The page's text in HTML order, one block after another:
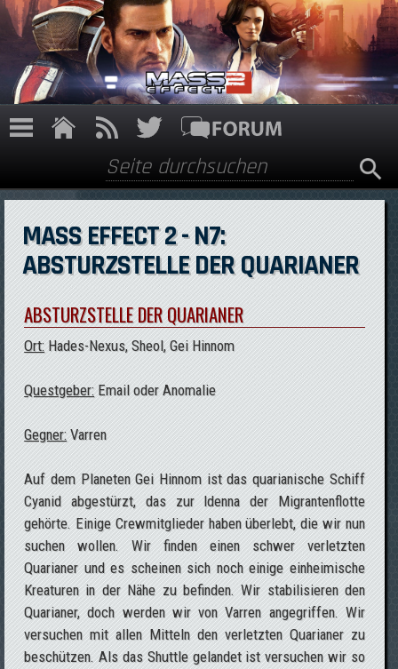
Direkt zum Inhalt
Suchformular
Suche
MASS EFFECT 2 - N7:
ABSTURZSTELLE DER QUARIANER
ABSTURZSTELLE DER QUARIANER
Ort:Hades-Nexus, Sheol, Gei Hinnom
Questgeber:Email oder Anomalie
Gegner:Varren
Auf dem Planeten Gei Hinnom ist das quarianische Schiff
Cyanid abgestürzt, das zur Idenna der Migrantenflotte
gehörte. Einige Crewmitglieder haben überlebt, die wir nun
suchen wollen. Wir finden einen schwer verletzten
Quarianer und es scheinen sich noch einige einheimische
Kreaturen in der Nähe zu befinden. Wir stabilisieren den
Quarianer, doch werden wir von Varren angegriffen. Wir
versuchen mit allen Mitteln den verletzten Quarianer zu
beschützen. Als das Shuttle gelandet ist versuchen wir so